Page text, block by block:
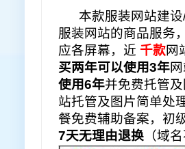
本款服装网站建设/
服装网站的商品服务
应各屏幕，近 千款网
买两年可以使用3年
使用6年并免费托管
站托管及图片简单处理
餐免费辅助备案，初
7天无理由退换 （域